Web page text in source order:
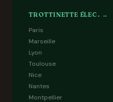
TROTTINETTE ÉLEC. →
Paris
Marseille
Lyon
Toulouse
Nice
Nantes
Montpellier